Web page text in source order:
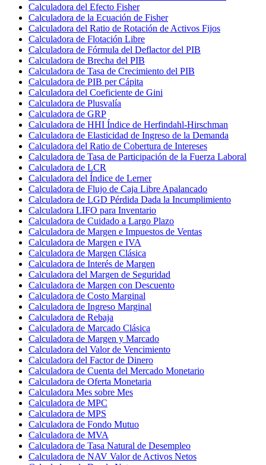
Calculadora del Efecto Fisher
Calculadora de la Ecuación de Fisher
Calculadora del Ratio de Rotación de Activos Fijos
Calculadora de Flotación Libre
Calculadora de Fórmula del Deflactor del PIB
Calculadora de Brecha del PIB
Calculadora de Tasa de Crecimiento del PIB
Calculadora de PIB per Cápita
Calculadora del Coeficiente de Gini
Calculadora de Plusvalía
Calculadora de GRP
Calculadora de HHI Índice de Herfindahl-Hirschman
Calculadora de Elasticidad de Ingreso de la Demanda
Calculadora del Ratio de Cobertura de Intereses
Calculadora de Tasa de Participación de la Fuerza Laboral
Calculadora de LCR
Calculadora del Índice de Lerner
Calculadora de Flujo de Caja Libre Apalancado
Calculadora de LGD Pérdida Dada la Incumplimiento
Calculadora LIFO para Inventario
Calculadora de Cuidado a Largo Plazo
Calculadora de Margen e Impuestos de Ventas
Calculadora de Margen e IVA
Calculadora de Margen Clásica
Calculadora de Interés de Margen
Calculadora del Margen de Seguridad
Calculadora de Margen con Descuento
Calculadora de Costo Marginal
Calculadora de Ingreso Marginal
Calculadora de Rebaja
Calculadora de Marcado Clásica
Calculadora de Margen y Marcado
Calculadora del Valor de Vencimiento
Calculadora del Factor de Dinero
Calculadora de Cuenta del Mercado Monetario
Calculadora de Oferta Monetaria
Calculadora Mes sobre Mes
Calculadora de MPC
Calculadora de MPS
Calculadora de Fondo Mutuo
Calculadora de MVA
Calculadora de Tasa Natural de Desempleo
Calculadora de NAV Valor de Activos Netos